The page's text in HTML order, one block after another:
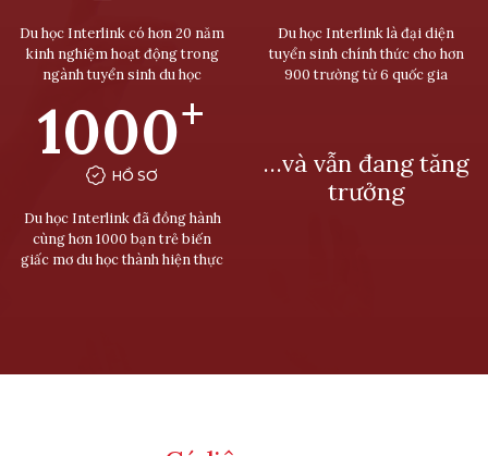
Du học Interlink có hơn 20 năm
kinh nghiệm hoạt động trong
ngành tuyển sinh du học
Du học Interlink là đại diện
tuyển sinh chính thức cho hơn
900 trường từ 6 quốc gia
1000+
HỒ SƠ
Du học Interlink đã đồng hành
cùng hơn 1000 bạn trẻ biến
giấc mơ du học thành hiện thực
…và vẫn đang tăng
trưởng